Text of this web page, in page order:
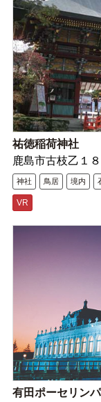
祐徳稲荷神社
鹿島市古枝乙１
神社 鳥居 境内
VR
有田ポーセリン